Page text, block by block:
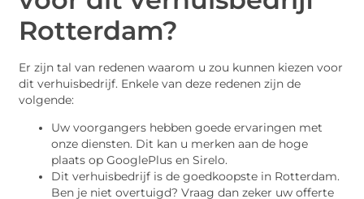
Rotterdam?
Er zijn tal van redenen waarom u zou kunnen kiezen voor
dit verhuisbedrijf. Enkele van deze redenen zijn de
volgende:
Uw voorgangers hebben goede ervaringen met
onze diensten. Dit kan u merken aan de hoge
plaats op GooglePlus en Sirelo.
Dit verhuisbedrijf is de goedkoopste in Rotterdam.
Ben je niet overtuigd? Vraag dan zeker uw offerte